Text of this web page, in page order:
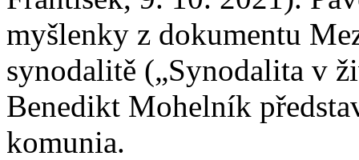
myšlenky z dokumentu
synodalitě („Synodalita v
Benedikt Mohelník
komunia.